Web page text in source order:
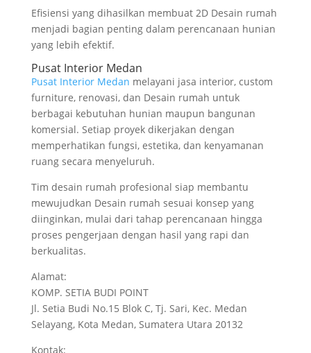
Efisiensi yang dihasilkan membuat 2D Desain rumah
menjadi bagian penting dalam perencanaan hunian
yang lebih efektif.
Pusat Interior Medan
Pusat Interior Medan melayani jasa interior, custom
furniture, renovasi, dan Desain rumah untuk
berbagai kebutuhan hunian maupun bangunan
komersial. Setiap proyek dikerjakan dengan
memperhatikan fungsi, estetika, dan kenyamanan
ruang secara menyeluruh.
Tim desain rumah profesional siap membantu
mewujudkan Desain rumah sesuai konsep yang
diinginkan, mulai dari tahap perencanaan hingga
proses pengerjaan dengan hasil yang rapi dan
berkualitas.
Alamat:
KOMP. SETIA BUDI POINT
Jl. Setia Budi No.15 Blok C, Tj. Sari, Kec. Medan
Selayang, Kota Medan, Sumatera Utara 20132
Kontak: